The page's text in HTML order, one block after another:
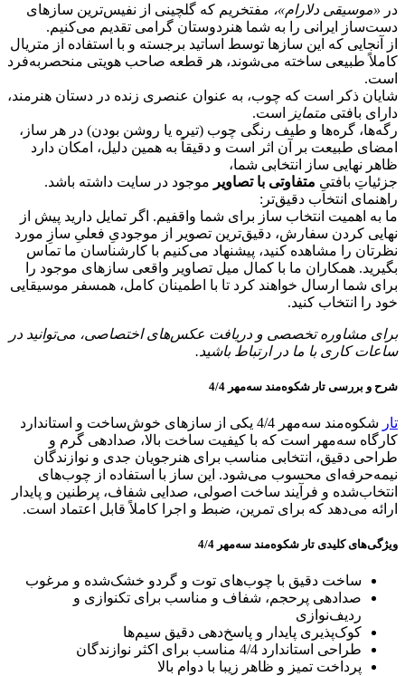
در «موسیقی دلارام»، مفتخریم که گلچینی از نفیس‌ترین سازهای
دست‌ساز ایرانی را به شما هنردوستان گرامی تقدیم می‌کنیم.
از آنجایی که این سازها توسط اساتید برجسته و با استفاده از متریال
کاملاً طبیعی ساخته می‌شوند، هر قطعه صاحب هویتی منحصر‌به‌فرد
است.
شایان ذکر است که چوب، به عنوان عنصری زنده در دستان هنرمند،
دارای بافتی متمایز
است.
رگه‌ها، گره‌ها و طیف رنگی چوب (تیره یا روشن بودن) در هر ساز،
امضای طبیعت بر آن اثر است و دقیقاً به همین دلیل، امکان دارد
ظاهر نهایی ساز انتخابی شما،
جزئیاتِ بافتیِ متفاوتی با تصاویر موجود در سایت داشته باشد.
راهنمای انتخاب دقیق‌تر:
ما به اهمیت انتخاب ساز برای شما واقفیم. اگر تمایل دارید پیش از
نهایی کردن سفارش، دقیق‌ترین تصویر از موجودیِ فعلیِ سازِ مورد
نظرتان را مشاهده کنید، پیشنهاد می‌کنیم با کارشناسان ما تماس
بگیرید. همکاران ما با کمال میل تصاویر واقعی سازهای موجود را
برای شما ارسال خواهند کرد تا با اطمینان کامل، همسفر موسیقایی
خود را انتخاب کنید.
برای مشاوره تخصصی و دریافت عکس‌های اختصاصی، می‌توانید در
ساعات کاری با ما در ارتباط باشید.
شرح و بررسی تار شکوه‌مند سه‌مهر 4/4
تار
شکوه‌مند سه‌مهر 4/4 یکی از سازهای خوش‌ساخت و استاندارد
کارگاه سه‌مهر است که با کیفیت ساخت بالا، صدادهی گرم و
طراحی دقیق، انتخابی مناسب برای هنرجویان جدی و نوازندگان
نیمه‌حرفه‌ای محسوب می‌شود. این ساز با استفاده از چوب‌های
انتخاب‌شده و فرآیند ساخت اصولی، صدایی شفاف، پرطنین و پایدار
ارائه می‌دهد که برای تمرین، ضبط و اجرا کاملاً قابل اعتماد است.
ویژگی‌های کلیدی تار شکوه‌مند سه‌مهر 4/4
ساخت دقیق با چوب‌های توت و گردو خشک‌شده و مرغوب
صدادهی پرحجم، شفاف و مناسب برای تکنوازی و
ردیف‌نوازی
کوک‌پذیری پایدار و پاسخ‌دهی دقیق سیم‌ها
طراحی استاندارد 4/4 مناسب برای اکثر نوازندگان
پرداخت تمیز و ظاهر زیبا با دوام بالا